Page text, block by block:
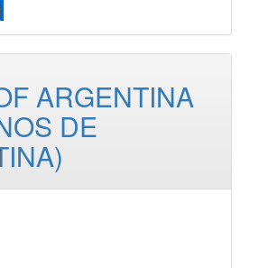
ARGENTINA
DE